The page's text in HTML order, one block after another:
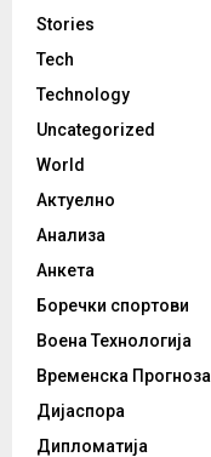
Stories
Tech
Technology
Uncategorized
World
Актуелно
Анализа
Анкета
Боречки спортови
Воена Технологија
Временска Прогноза
Дијаспора
Дипломатија